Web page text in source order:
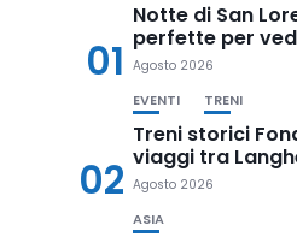
01
Notte di San
perfette per
Agosto 2026
02
EVENTI TRENI
Treni storici
viaggi tra
Agosto 2026
ASIA